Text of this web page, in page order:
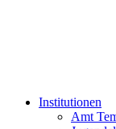
Institutionen
Amt